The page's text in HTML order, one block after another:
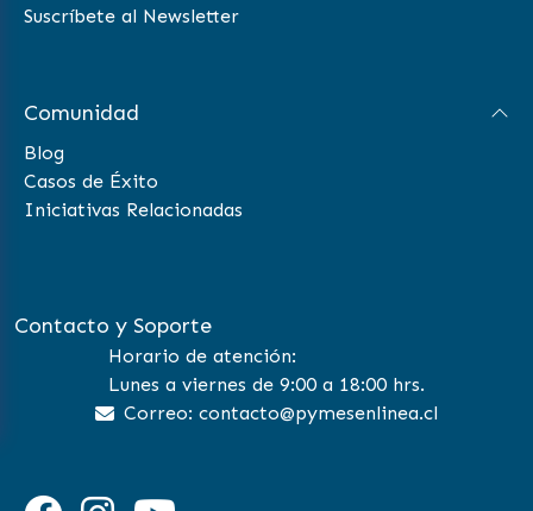
Suscríbete al Newsletter
Comunidad
Blog
Casos de Éxito
Iniciativas Relacionadas
Contacto y Soporte
Horario de atención:
Lunes a viernes de 9:00 a 18:00 hrs.
Correo: contacto@pymesenlinea.cl